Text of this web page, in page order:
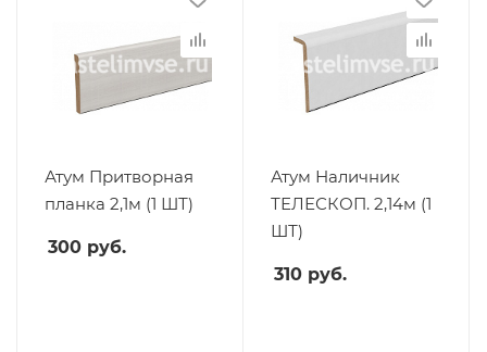
Атум Притворная
планка 2,1м (1 ШТ)
300 руб.
Атум Наличник
ТЕЛЕСКОП. 2,14м (1
ШТ)
310 руб.